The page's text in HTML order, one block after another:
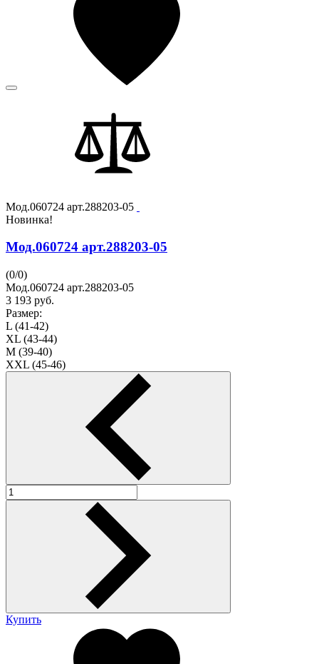
Мод.060724 арт.288203-05
Новинка!
Мод.060724 арт.288203-05
(0/0)
Мод.060724 арт.288203-05
3 193 руб.
Размер:
L (41-42)
XL (43-44)
M (39-40)
XXL (45-46)
Купить